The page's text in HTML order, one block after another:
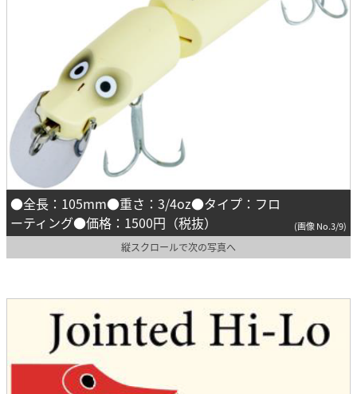
●全長：105mm●重さ：3/4oz●タイプ：フロ
ーティング●価格：1500円（税抜）
(画像 No.3/9)
縦スクロールで次の写真へ